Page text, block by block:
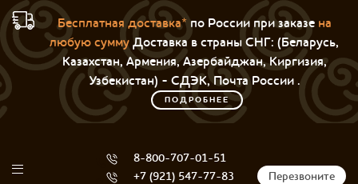
Бесплатная доставка*по России при заказе на
любую суммуДоставка в страны СНГ: (Беларусь,
Казахстан, Армения, Азербайджан, Киргизия,
Узбекистан) - СДЭК, Почта России .
ПОДРОБНЕЕ
8-800-707-01-51
+7 (921) 547-77-83
Перезвоните